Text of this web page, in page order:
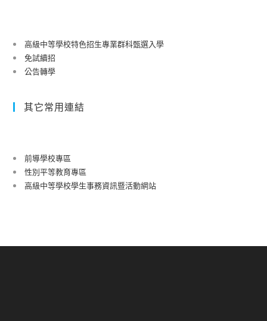
高級中等學校特色招生專業群科甄選入學
免試續招
公告轉學
其它常用連結
前導學校專區
性別平等教育專區
高級中等學校學生事務資訊暨活動網站